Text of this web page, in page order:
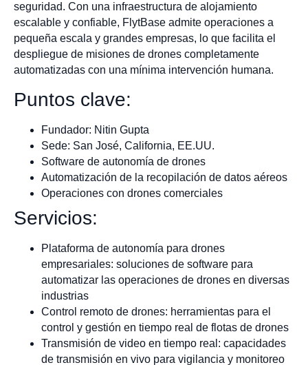
seguridad. Con una infraestructura de alojamiento
escalable y confiable, FlytBase admite operaciones a
pequeña escala y grandes empresas, lo que facilita el
despliegue de misiones de drones completamente
automatizadas con una mínima intervención humana.
Puntos clave:
Fundador: Nitin Gupta
Sede: San José, California, EE.UU.
Software de autonomía de drones
Automatización de la recopilación de datos aéreos
Operaciones con drones comerciales
Servicios:
Plataforma de autonomía para drones
empresariales: soluciones de software para
automatizar las operaciones de drones en diversas
industrias
Control remoto de drones: herramientas para el
control y gestión en tiempo real de flotas de drones
Transmisión de video en tiempo real: capacidades
de transmisión en vivo para vigilancia y monitoreo